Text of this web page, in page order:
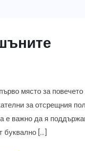
място за
за отсрещния
е важно да я
буквално […]